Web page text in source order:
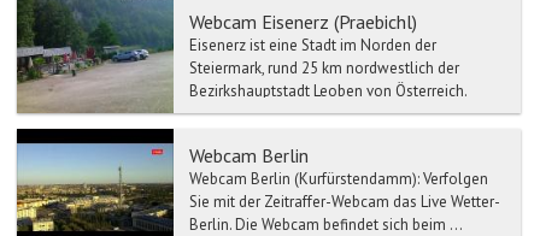
Webcam Eisenerz (Praebichl)
Eisenerz ist eine Stadt im Norden der
Steiermark, rund 25 km nordwestlich der
Bezirkshauptstadt Leoben von Österreich.
Attraktionen dafür von Eis...
Webcam Berlin
Webcam Berlin (Kurfürstendamm): Verfolgen
Sie mit der Zeitraffer-Webcam das Live Wetter-
Berlin. Die Webcam befindet sich beim ...